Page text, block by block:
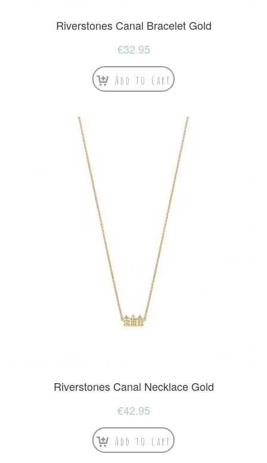
Riverstones Canal Bracelet Gold
€32.95
Add to cart
Riverstones Canal Necklace Gold
€42.95
Add to cart